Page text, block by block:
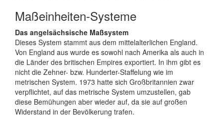
Maßeinheiten-Systeme
Das angelsächsische Maßsystem
Dieses System stammt aus dem mittelalterlichen England.
Von England aus wurde es sowohl nach Amerika als auch in
die Länder des britischen Empires exportiert. In ihm gibt es
nicht die Zehner- bzw. Hunderter-Staffelung wie im
metrischen System. 1973 hatte sich Großbritannien zwar
verpflichtet, auf das metrische System umzustellen, gab
diese Bemühungen aber wieder auf, da sie auf großen
Widerstand in der Bevölkerung trafen.